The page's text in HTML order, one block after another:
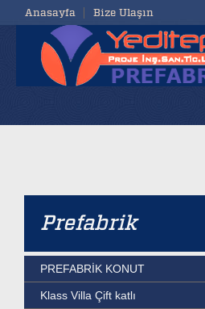
Anasayfa Bize Ulaşın
Prefabrik
PREFABRİK KONUT
Klass Villa Çift katlı